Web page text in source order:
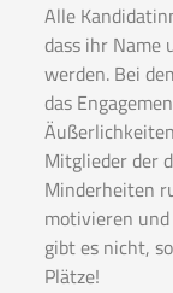
Alle
dass ihr
werden. Bei
das
Mitglieder der
Minderheiten
motivieren
gibt es nicht,
Plätze!